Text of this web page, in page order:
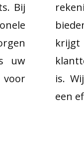
Bij
uw
voor
is.
een